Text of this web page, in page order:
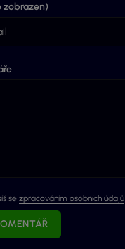
zobrazen)
se zpracováním osobních údajů